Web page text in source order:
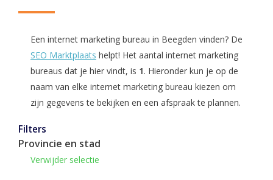
Een internet marketing bureau in Beegden vinden? De
SEO Marktplaats helpt! Het aantal internet marketing
bureaus dat je hier vindt, is 1. Hieronder kun je op de
naam van elke internet marketing bureau kiezen om
zijn gegevens te bekijken en een afspraak te plannen.
Filters
Provincie en stad
Verwijder selectie